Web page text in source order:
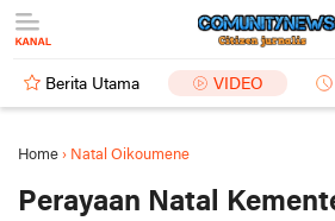
Berita Utama VIDEO
Home › Natal Oikoumene
Perayaan Natal